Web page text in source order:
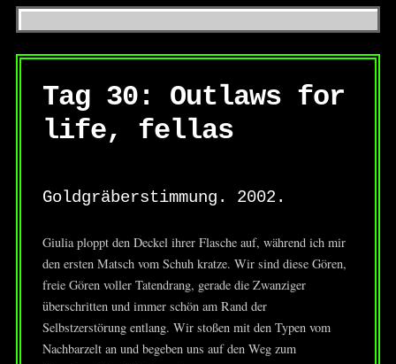
Tag 30: Outlaws for
life, fellas
Goldgräberstimmung. 2002.
Giulia ploppt den Deckel ihrer Flasche auf, während ich mir
den ersten Matsch vom Schuh kratze. Wir sind diese Gören,
freie Gören voller Tatendrang, gerade die Zwanziger
überschritten und immer schön am Rand der
Selbstzerstörung entlang. Wir stoßen mit den Typen vom
Nachbarzelt an und begeben uns auf den Weg zum